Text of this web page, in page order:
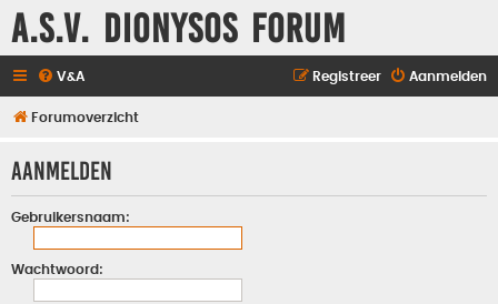
A.S.V. Dionysos Forum
V&A Aanmelden
Registreer
Forumoverzicht
Aanmelden
Gebruikersnaam:
Wachtwoord: